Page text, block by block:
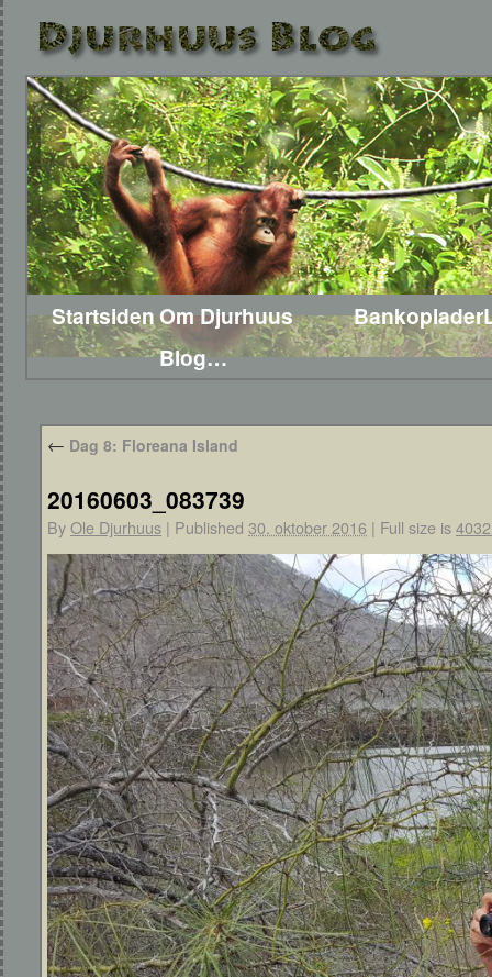
StartsidenOm Djurhuus
Blog…
Bankoplader
← Dag 8: Floreana Island
20160603_083739
ByOle Djurhuus | Published 30. oktober 2016 | Full size is